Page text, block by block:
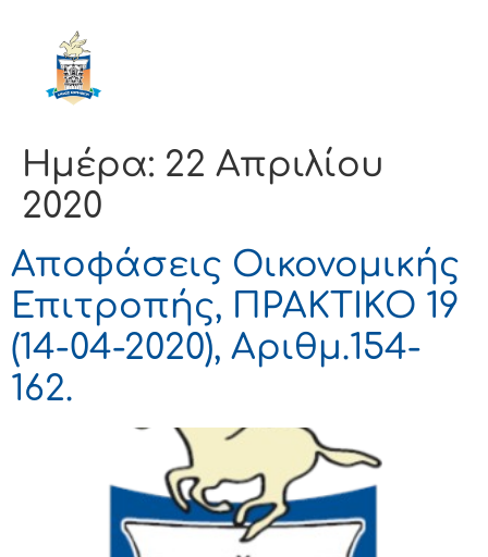
Ημέρα: 22 Απριλίου
2020
Αποφάσεις Οικονομικής
Επιτροπής, ΠΡΑΚΤΙΚΟ 19
(14-04-2020), Αριθμ.154-
162.